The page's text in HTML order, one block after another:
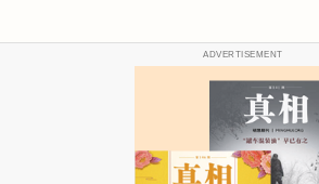
ADVERTISEMENT